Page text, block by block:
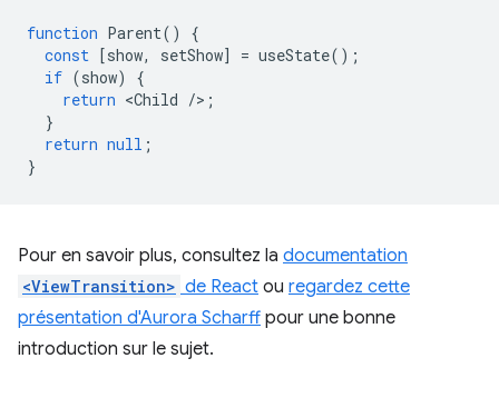
function Parent()
{
const [show, setShow] = useState();
if (show)
{
return <Child /> ;
}
return null ;
}
Pour en savoir plus, consultez la documentation
<ViewTransition> de React ou regardez cette
présentation d'Aurora Scharff pour une bonne
introduction sur le sujet.